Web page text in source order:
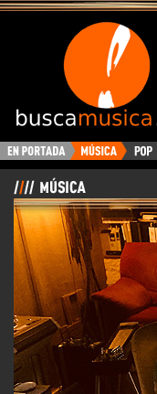
BuscaMusica.es